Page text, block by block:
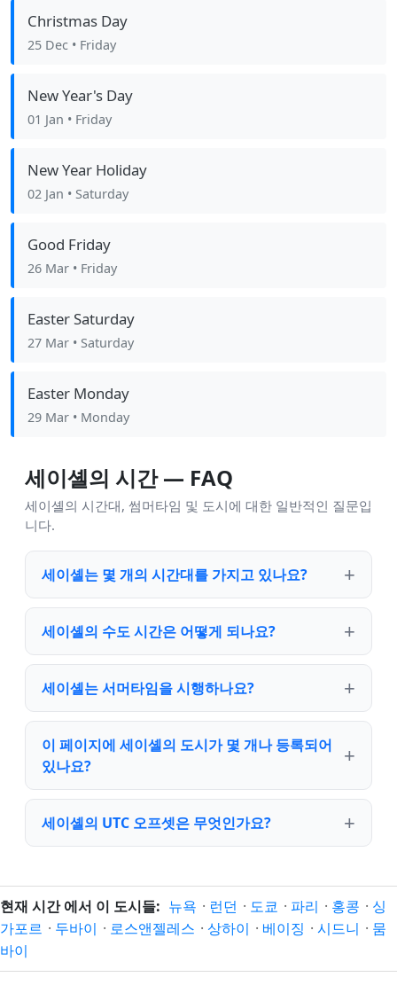
Christmas Day
25 Dec • Friday
New Year's Day
01 Jan • Friday
New Year Holiday
02 Jan • Saturday
Good Friday
26 Mar • Friday
Easter Saturday
27 Mar • Saturday
Easter Monday
29 Mar • Monday
세이셸의 시간 — FAQ
세이셸의 시간대, 썸머타임 및 도시에 대한 일반적인 질문입
니다.
세이셸는 몇 개의 시간대를 가지고 있나요?
세이셸의 수도 시간은 어떻게 되나요?
세이셸는 서머타임을 시행하나요?
이 페이지에 세이셸의 도시가 몇 개나 등록되어
있나요?
세이셸의 UTC 오프셋은 무엇인가요?
현재 시간 에서 이 도시들: 뉴욕 · 런던 · 도쿄 · 파리 · 홍콩 · 싱
가포르 · 두바이 · 로스앤젤레스 · 상하이 · 베이징 · 시드니 · 뭄
바이